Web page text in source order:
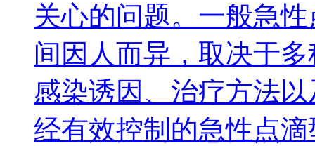
关心的问题。一般急
间因人而异，取决于
感染诱因、治疗方法
经有效控制的急性点